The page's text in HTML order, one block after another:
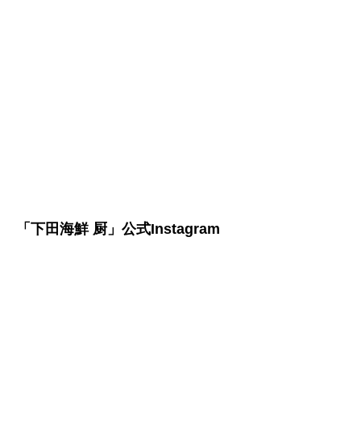
「下田海鮮 厨」公式Instagram